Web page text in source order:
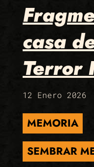
casa
Terror
12 Enero 2026
MEMORIA
SEMBRAR